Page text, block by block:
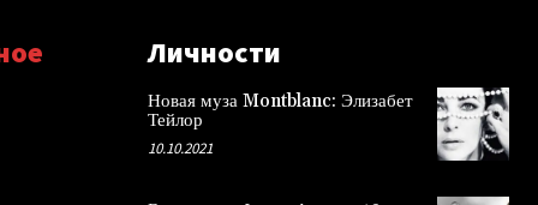
Личности
Новая муза Montblanc: Элизабет
Тейлор
10.10.2021